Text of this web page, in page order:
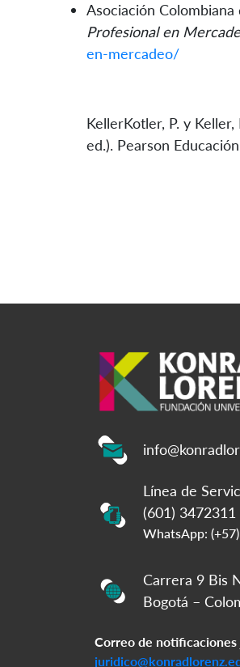
Asociación
Profesional en
en-mercadeo/
KellerKotler, P. y Keller,
ed.). Pearson
Línea de
(601)
WhatsApp:
Carrera 9 Bis
Bogotá –
Correo de notificaciones